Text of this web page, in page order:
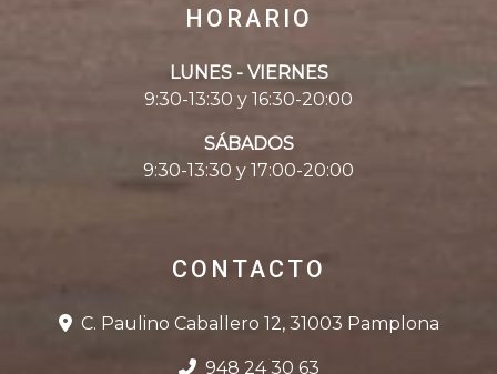
HORARIO
LUNES - VIERNES
9:30-13:30 y 16:30-20:00
SÁBADOS
9:30-13:30 y 17:00-20:00
CONTACTO
C. Paulino Caballero 12, 31003 Pamplona
948 24 30 63